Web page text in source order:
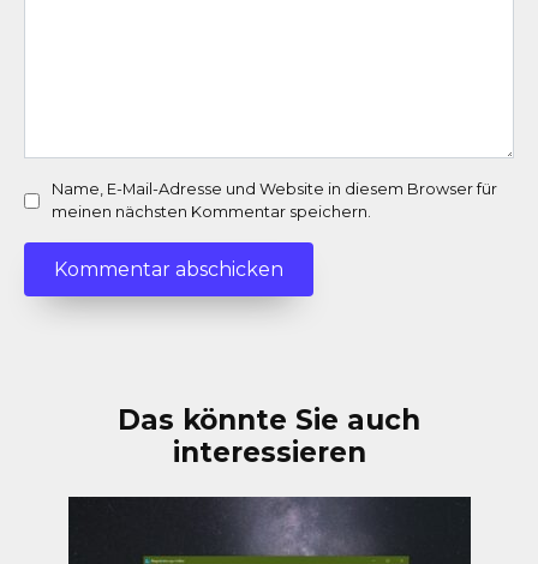
Name, E-Mail-Adresse und Website in diesem Browser für
meinen nächsten Kommentar speichern.
Das könnte Sie auch
interessieren